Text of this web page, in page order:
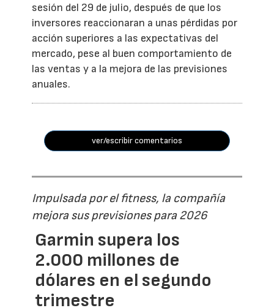
sesión del 29 de julio, después de que los
inversores reaccionaran a unas pérdidas por
acción superiores a las expectativas del
mercado, pese al buen comportamiento de
las ventas y a la mejora de las previsiones
anuales.
ver/escribir comentarios
Impulsada por el fitness, la compañía
mejora sus previsiones para 2026
Garmin supera los
2.000 millones de
dólares en el segundo
trimestre